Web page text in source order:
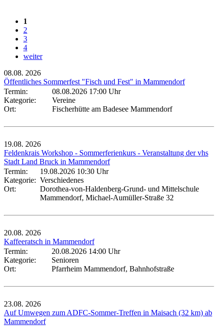
1
2
3
4
weiter
08.08. 2026
Öffentliches Sommerfest "Fisch und Fest" in Mammendorf
Termin:
08.08.2026 17:00 Uhr
Kategorie:
Vereine
Ort:
Fischerhütte am Badesee Mammendorf
19.08. 2026
Feldenkrais Workshop - Sommerferienkurs - Veranstaltung der vhs
Stadt Land Bruck in Mammendorf
Termin:
19.08.2026 10:30 Uhr
Kategorie: Verschiedenes
Ort:
Dorothea-von-Haldenberg-Grund- und Mittelschule
Mammendorf, Michael-Aumüller-Straße 32
20.08. 2026
Kaffeeratsch in Mammendorf
Termin:
20.08.2026 14:00 Uhr
Kategorie:
Senioren
Ort:
Pfarrheim Mammendorf, Bahnhofstraße
23.08. 2026
Auf Umwegen zum ADFC-Sommer-Treffen in Maisach (32 km) ab
Mammendorf